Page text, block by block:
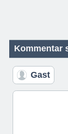
Kommentar
Gast